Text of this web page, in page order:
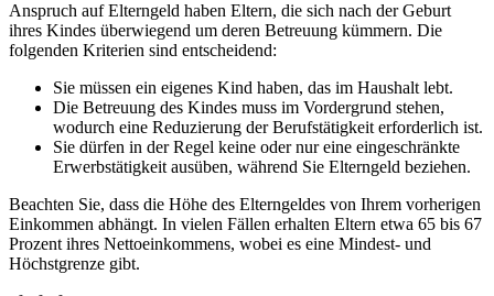
Anspruch auf Elterngeld haben Eltern, die sich nach der Geburt
ihres Kindes überwiegend um deren Betreuung kümmern. Die
folgenden Kriterien sind entscheidend:
Sie müssen ein eigenes Kind haben, das im Haushalt lebt.
Die Betreuung des Kindes muss im Vordergrund stehen,
wodurch eine Reduzierung der Berufstätigkeit erforderlich ist.
Sie dürfen in der Regel keine oder nur eine eingeschränkte
Erwerbstätigkeit ausüben, während Sie Elterngeld beziehen.
Beachten Sie, dass die Höhe des Elterngeldes von Ihrem vorherigen
Einkommen abhängt. In vielen Fällen erhalten Eltern etwa 65 bis 67
Prozent ihres Nettoeinkommens, wobei es eine Mindest- und
Höchstgrenze gibt.